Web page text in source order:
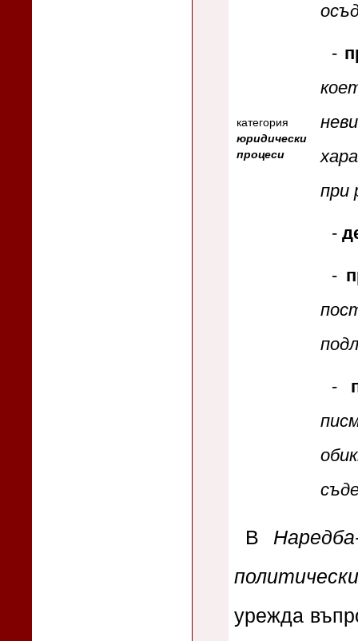
категория
юридически
процеси
-
при
-
-
-
В
урежда